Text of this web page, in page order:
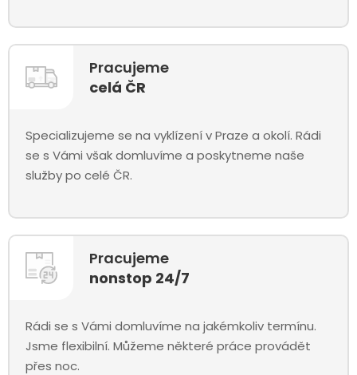
Pracujeme
celá ČR
Specializujeme se na vyklízení v Praze a okolí. Rádi
se s Vámi však domluvíme a poskytneme naše
služby po celé ČR.
Pracujeme
nonstop 24/7
Rádi se s Vámi domluvíme na jakémkoliv termínu.
Jsme flexibilní. Můžeme některé práce provádět
přes noc.